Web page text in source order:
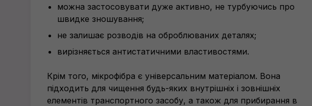
можна застосовувати дуже активно, не турбуючись про
швидке зношування;
не залишає розводів на оброблюваних деталях;
вирізняється антистатичними властивостями.
Крім того, мікрофібра є універсальним матеріалом. Вона
підходить для чищення будь-яких внутрішніх і зовнішніх
елементів транспортного засобу, а також для прибирання в